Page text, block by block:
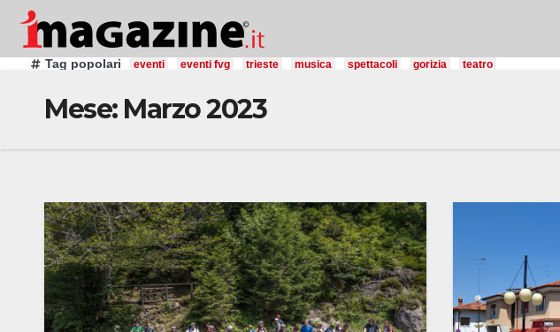
contenuto
Tag popolari eventi eventi fvg trieste musica spettacoli gorizia teatro
Mese: Marzo 2023